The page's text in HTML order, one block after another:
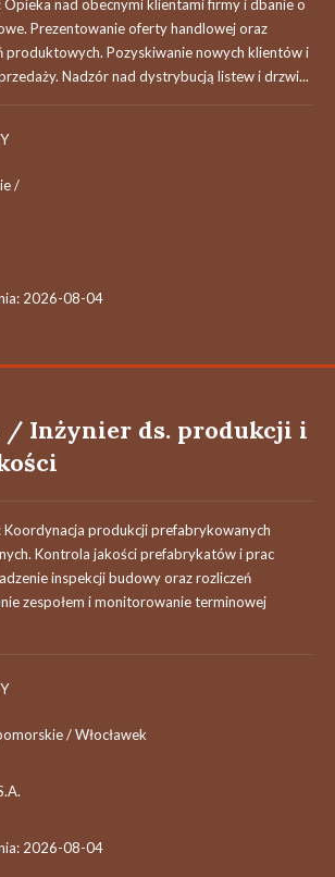
nad obecnymi klientami firmy i dbanie o
Prezentowanie oferty handlowej oraz
produktowych. Pozyskiwanie nowych klientów i
Nadzór nad dystrybucją listew i drzwi...
/
2026-08-04
/ Inżynier ds. produkcji i
produkcji prefabrykowanych
Kontrola jakości prefabrykatów i prac
inspekcji budowy oraz rozliczeń
zespołem i monitorowanie terminowej
/ Włocławek
2026-08-04